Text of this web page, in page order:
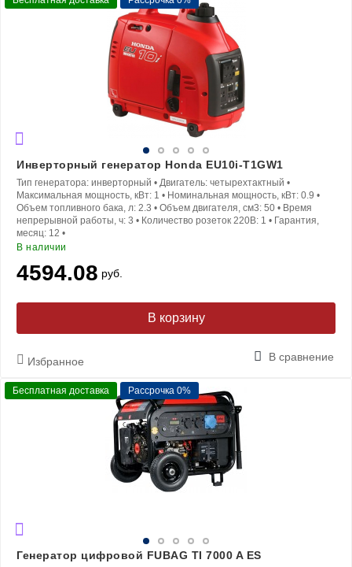
Инверторный генератор Honda EU10i-T1GW1
Тип генератора: инверторный • Двигатель: четырехтактный •
Максимальная мощность, кВт: 1 • Номинальная мощность, кВт: 0.9 •
Объем топливного бака, л: 2.3 • Объем двигателя, см3: 50 • Время
непрерывной работы, ч: 3 • Количество розеток 220В: 1 • Гарантия,
месяц: 12 •
В наличии
4594.08 руб.
В корзину
Избранное В сравнение
Бесплатная доставка Рассрочка 0%
Генератор цифровой FUBAG TI 7000 A ES